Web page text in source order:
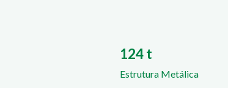
124 t
Estrutura Metálica